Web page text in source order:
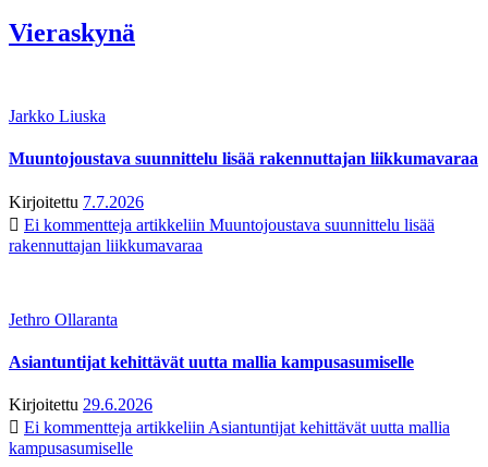
Vieraskynä
Jarkko Liuska
Muuntojoustava suunnittelu lisää rakennuttajan liikkumavaraa
Kirjoitettu 7.7.2026
Ei kommentteja artikkeliin Muuntojoustava suunnittelu lisää
rakennuttajan liikkumavaraa
Jethro Ollaranta
Asiantuntijat kehittävät uutta mallia kampusasumiselle
Kirjoitettu 29.6.2026
Ei kommentteja artikkeliin Asiantuntijat kehittävät uutta mallia
kampusasumiselle